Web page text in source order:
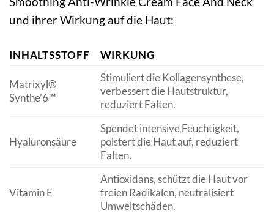
und ihrer Wirkung auf die Haut:
INHALTSSTOFF WIRKUNG
Matrixyl®
Synthe’6™
Stimuliert die Kollagensynthese,
verbessert die Hautstruktur,
reduziert Falten.
Hyaluronsäure
Spendet intensive Feuchtigkeit,
polstert die Haut auf, reduziert
Falten.
Vitamin E
Antioxidans, schützt die Haut vor
freien Radikalen, neutralisiert
Umweltschäden.